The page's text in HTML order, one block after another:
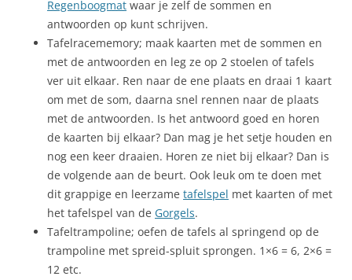
Regenboogmat waar je zelf de sommen en
antwoorden op kunt schrijven.
Tafelracememory; maak kaarten met de sommen en
met de antwoorden en leg ze op 2 stoelen of tafels
ver uit elkaar. Ren naar de ene plaats en draai 1 kaart
om met de som, daarna snel rennen naar de plaats
met de antwoorden. Is het antwoord goed en horen
de kaarten bij elkaar? Dan mag je het setje houden en
nog een keer draaien. Horen ze niet bij elkaar? Dan is
de volgende aan de beurt. Ook leuk om te doen met
dit grappige en leerzame tafelspel met kaarten of met
het tafelspel van de Gorgels.
Tafeltrampoline; oefen de tafels al springend op de
trampoline met spreid-spluit sprongen. 1×6 = 6, 2×6 =
12 etc.